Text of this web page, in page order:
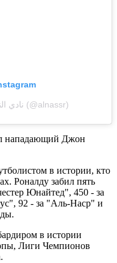
Публикация от نادي النصر السعودي (@alnassr)
нападающий Джон
в истории, кто
Роналду забил пять
Юнайтед", 450 - за
92 - за "Аль-Наср" и
в истории
Лиги Чемпионов